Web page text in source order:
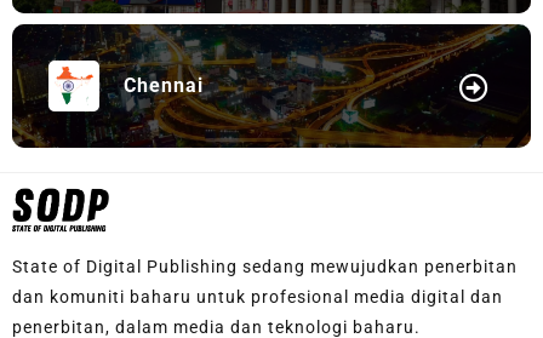
Chennai
State of Digital Publishing sedang mewujudkan penerbitan
dan komuniti baharu untuk profesional media digital dan
penerbitan, dalam media dan teknologi baharu.